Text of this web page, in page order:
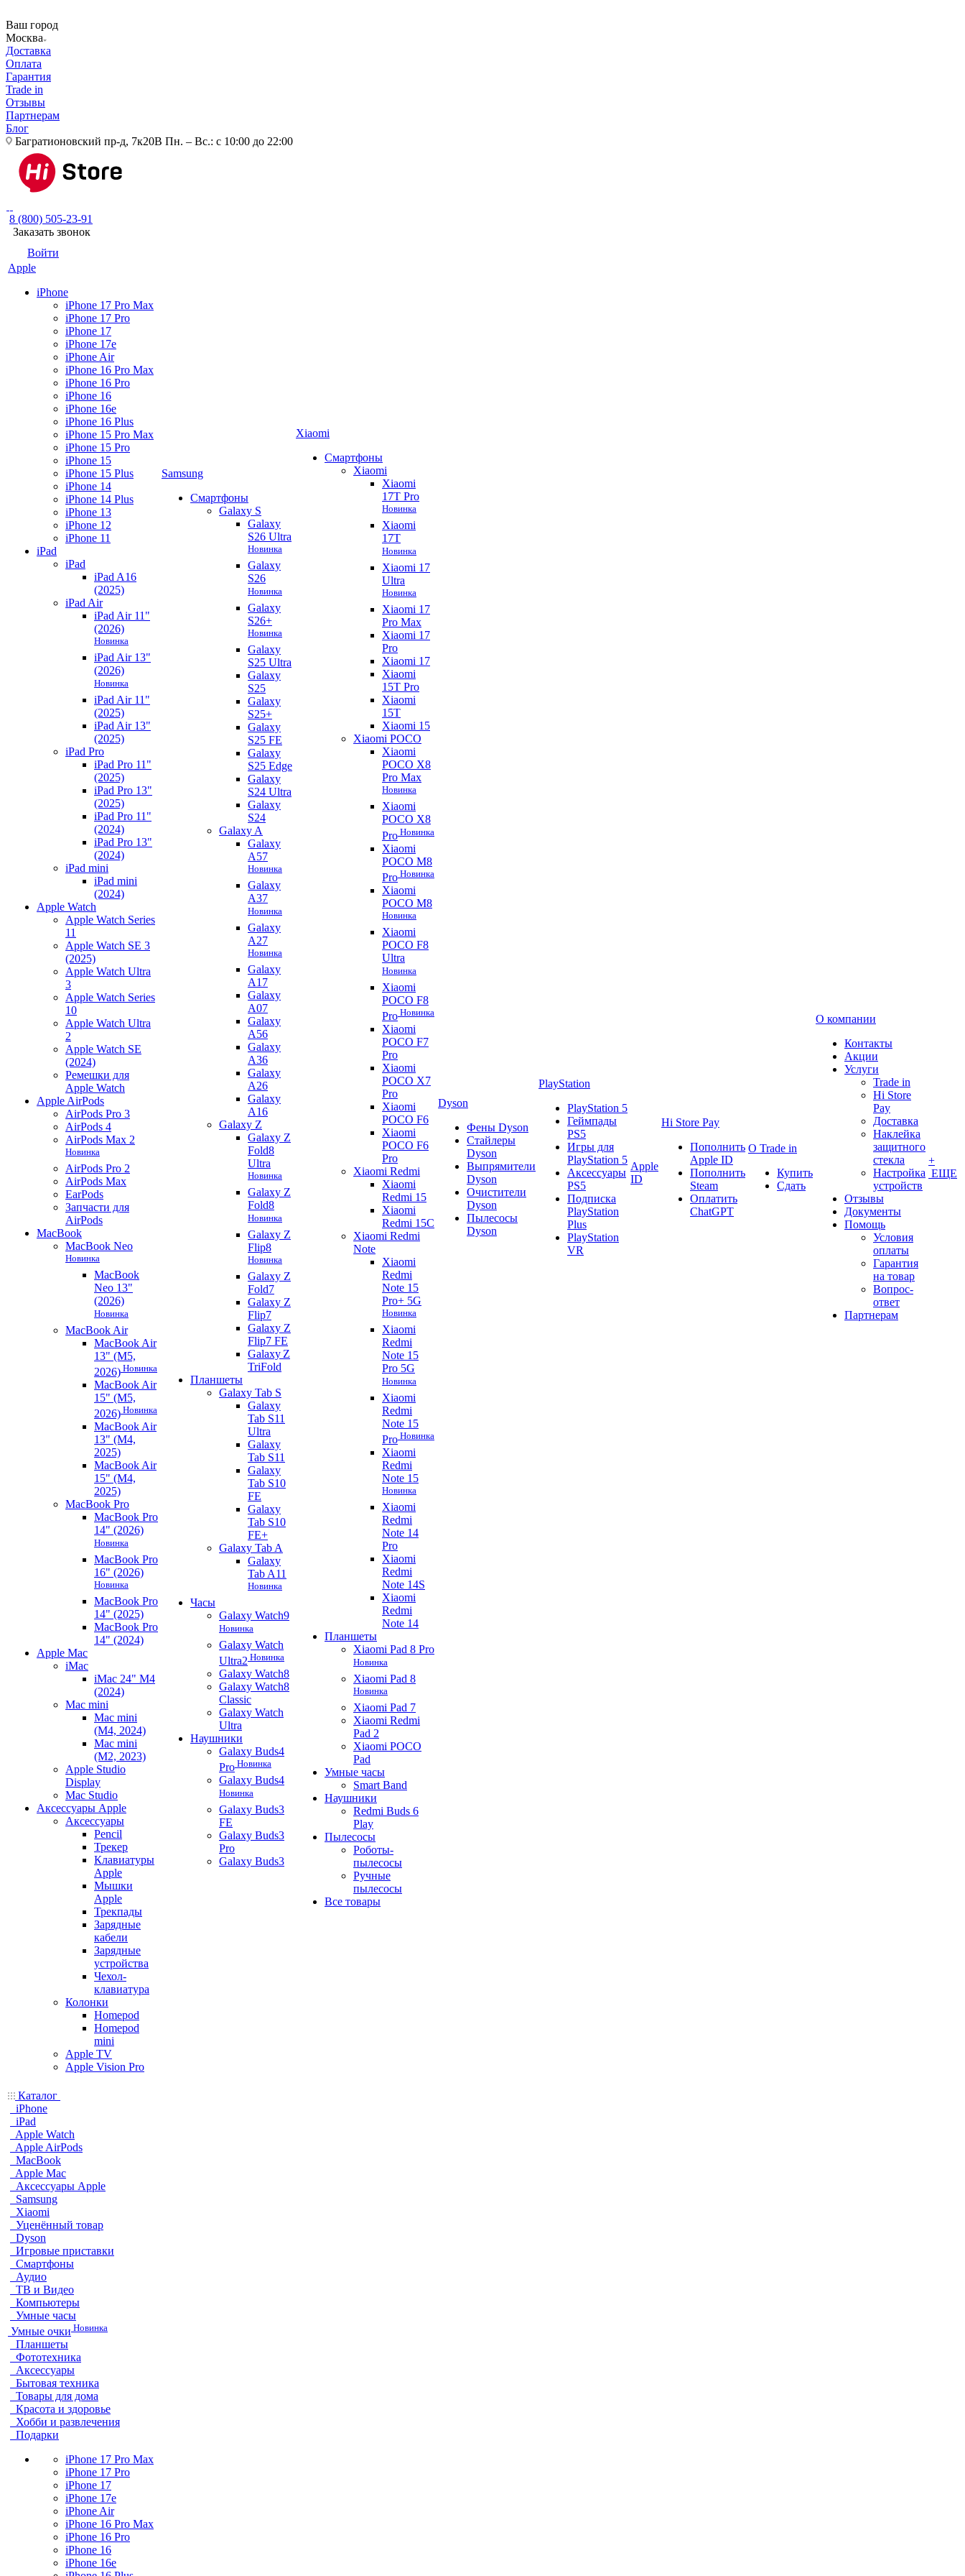
Ваш город
Москва
Доставка
Оплата
Гарантия
Trade in
Отзывы
Партнерам
Блог
Багратионовский пр-д, 7к20В Пн. – Вс.: с 10:00 до 22:00
8 (800) 505-23-91
Заказать звонок
Войти
Apple
iPhone
iPhone 17 Pro Max
iPhone 17 Pro
iPhone 17
iPhone 17e
iPhone Air
iPhone 16 Pro Max
iPhone 16 Pro
iPhone 16
iPhone 16e
iPhone 16 Plus
iPhone 15 Pro Max
iPhone 15 Pro
iPhone 15
iPhone 15 Plus
iPhone 14
iPhone 14 Plus
iPhone 13
iPhone 12
iPhone 11
iPad
iPad
iPad A16
(2025)
iPad Air
iPad Air 11"
(2026)
Новинка
iPad Air 13"
(2026)
Новинка
iPad Air 11"
(2025)
iPad Air 13"
(2025)
iPad Pro
iPad Pro 11"
(2025)
iPad Pro 13"
(2025)
iPad Pro 11"
(2024)
iPad Pro 13"
(2024)
iPad mini
iPad mini
(2024)
Apple Watch
Apple Watch Series
11
Apple Watch SE 3
(2025)
Apple Watch Ultra
3
Apple Watch Series
10
Apple Watch Ultra
2
Apple Watch SE
(2024)
Ремешки для
Apple Watch
Apple AirPods
AirPods Pro 3
AirPods 4
AirPods Max 2
Новинка
AirPods Pro 2
AirPods Max
EarPods
Запчасти для
AirPods
MacBook
MacBook Neo
Новинка
MacBook
Neo 13"
(2026)
Новинка
MacBook Air
MacBook Air
13" (M5,
2026) Новинка
MacBook Air
15" (M5,
2026) Новинка
MacBook Air
13" (M4,
2025)
MacBook Air
15" (M4,
2025)
MacBook Pro
MacBook Pro
14" (2026)
Новинка
MacBook Pro
16" (2026)
Новинка
MacBook Pro
14" (2025)
MacBook Pro
14" (2024)
Apple Mac
iMac
iMac 24" M4
(2024)
Mac mini
Mac mini
(M4, 2024)
Mac mini
(M2, 2023)
Apple Studio
Display
Mac Studio
Аксессуары Apple
Аксессуары
Pencil
Трекер
Клавиатуры
Apple
Мышки
Apple
Трекпады
Зарядные
кабели
Зарядные
устройства
Чехол-
клавиатура
Колонки
Homepod
Homepod
mini
Apple TV
Apple Vision Pro
Samsung
Смартфоны
Galaxy S
Galaxy
S26 Ultra
Новинка
Galaxy
S26
Новинка
Galaxy
S26+
Новинка
Galaxy
S25 Ultra
Galaxy
S25
Galaxy
S25+
Galaxy
S25 FE
Galaxy
S25 Edge
Galaxy
S24 Ultra
Galaxy
S24
Galaxy A
Galaxy
A57
Новинка
Galaxy
A37
Новинка
Galaxy
A27
Новинка
Galaxy
A17
Galaxy
A07
Galaxy
A56
Galaxy
A36
Galaxy
A26
Galaxy
A16
Galaxy Z
Galaxy Z
Fold8
Ultra
Новинка
Galaxy Z
Fold8
Новинка
Galaxy Z
Flip8
Новинка
Galaxy Z
Fold7
Galaxy Z
Flip7
Galaxy Z
Flip7 FE
Galaxy Z
TriFold
Планшеты
Galaxy Tab S
Galaxy
Tab S11
Ultra
Galaxy
Tab S11
Galaxy
Tab S10
FE
Galaxy
Tab S10
FE+
Galaxy Tab A
Galaxy
Tab A11
Новинка
Часы
Galaxy Watch9
Новинка
Galaxy Watch
Ultra2 Новинка
Galaxy Watch8
Galaxy Watch8
Classic
Galaxy Watch
Ultra
Наушники
Galaxy Buds4
Pro Новинка
Galaxy Buds4
Новинка
Galaxy Buds3
FE
Galaxy Buds3
Pro
Galaxy Buds3
Xiaomi
Смартфоны
Xiaomi
Xiaomi
17T Pro
Новинка
Xiaomi
17T
Новинка
Xiaomi 17
Ultra
Новинка
Xiaomi 17
Pro Max
Xiaomi 17
Pro
Xiaomi 17
Xiaomi
15T Pro
Xiaomi
15T
Xiaomi 15
Xiaomi POCO
Xiaomi
POCO X8
Pro Max
Новинка
Xiaomi
POCO X8
Pro Новинка
Xiaomi
POCO M8
Pro Новинка
Xiaomi
POCO M8
Новинка
Xiaomi
POCO F8
Ultra
Новинка
Xiaomi
POCO F8
Pro Новинка
Xiaomi
POCO F7
Pro
Xiaomi
POCO X7
Pro
Xiaomi
POCO F6
Xiaomi
POCO F6
Pro
Xiaomi Redmi
Xiaomi
Redmi 15
Xiaomi
Redmi 15C
Xiaomi Redmi
Note
Xiaomi
Redmi
Note 15
Pro+ 5G
Новинка
Xiaomi
Redmi
Note 15
Pro 5G
Новинка
Xiaomi
Redmi
Note 15
Pro Новинка
Xiaomi
Redmi
Note 15
Новинка
Xiaomi
Redmi
Note 14
Pro
Xiaomi
Redmi
Note 14S
Xiaomi
Redmi
Note 14
Планшеты
Xiaomi Pad 8 Pro
Новинка
Xiaomi Pad 8
Новинка
Xiaomi Pad 7
Xiaomi Redmi
Pad 2
Xiaomi POCO
Pad
Умные часы
Smart Band
Наушники
Redmi Buds 6
Play
Пылесосы
Роботы-
пылесосы
Ручные
пылесосы
Все товары
Dyson
Фены Dyson
Стайлеры
Dyson
Выпрямители
Dyson
Очистители
Dyson
Пылесосы
Dyson
PlayStation
PlayStation 5
Геймпады
PS5
Игры для
PlayStation 5
Аксессуары
PS5
Подписка
PlayStation
Plus
PlayStation
VR
Apple
ID
Hi Store Pay
Пополнить
Apple ID
Пополнить
Steam
Оплатить
ChatGPT
О Trade in
Купить
Сдать
О компании
Контакты
Акции
Услуги
Trade in
Hi Store
Pay
Доставка
Наклейка
защитного
стекла
Настройка
устройств
Отзывы
Документы
Помощь
Условия
оплаты
Гарантия
на товар
Вопрос-
ответ
Партнерам
+
ЕЩЕ
Каталог
iPhone
iPad
Apple Watch
Apple AirPods
MacBook
Apple Mac
Аксессуары Apple
Samsung
Xiaomi
Уценённый товар
Dyson
Игровые приставки
Смартфоны
Аудио
ТВ и Видео
Компьютеры
Умные часы
Умные очки Новинка
Планшеты
Фототехника
Аксессуары
Бытовая техника
Товары для дома
Красота и здоровье
Хобби и развлечения
Подарки
iPhone 17 Pro Max
iPhone 17 Pro
iPhone 17
iPhone 17e
iPhone Air
iPhone 16 Pro Max
iPhone 16 Pro
iPhone 16
iPhone 16e